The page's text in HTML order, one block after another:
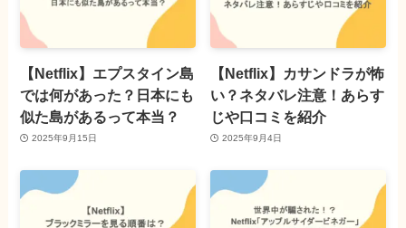
【Netflix】エプスタイン島
では何があった？日本にも
似た島があるって本当？
2025年9月15日
【Netflix】カサンドラが怖
い？ネタバレ注意！あらす
じや口コミを紹介
2025年9月4日